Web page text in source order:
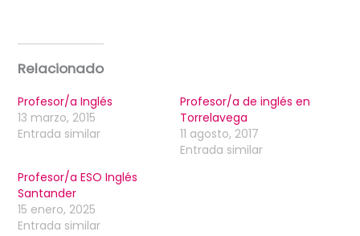
Relacionado
Profesor/a Inglés
13 marzo, 2015
Entrada similar
Profesor/a de inglés en
Torrelavega
11 agosto, 2017
Entrada similar
Profesor/a ESO Inglés
Santander
15 enero, 2025
Entrada similar